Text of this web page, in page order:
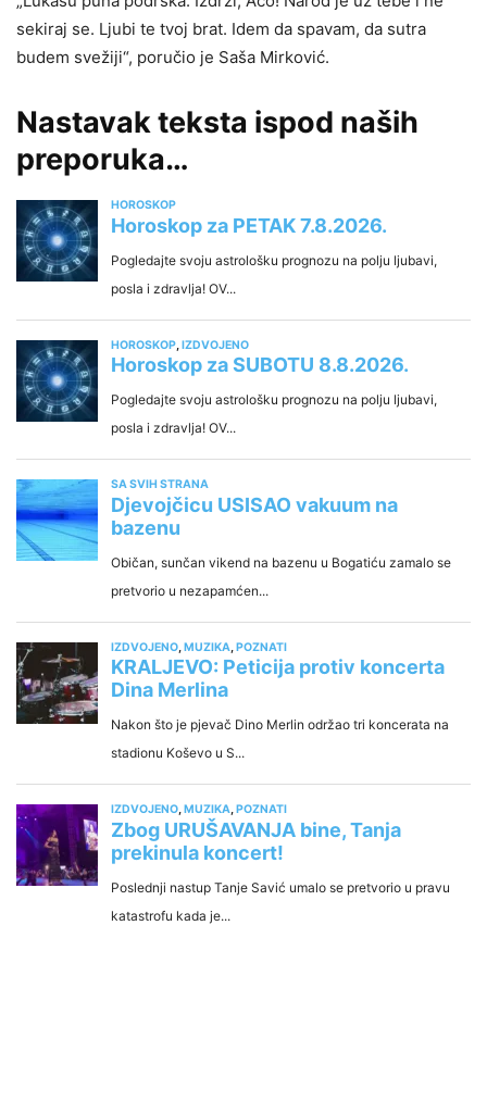
sekiraj se. Ljubi te tvoj brat. Idem da spavam, da sutra
budem svežiji“, poručio je Saša Mirković.
Nastavak teksta ispod naših
preporuka…